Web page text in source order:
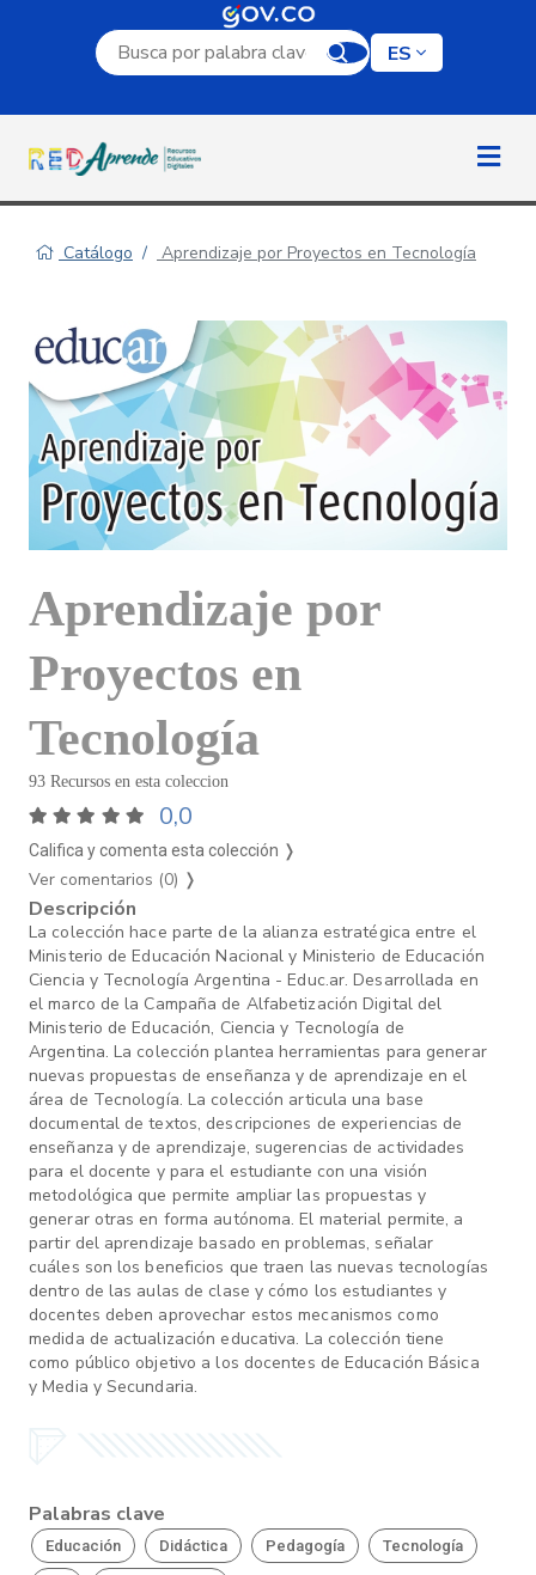
Campo de búsqueda por palabra clave
ES
Catálogo Aprendizaje por Proyectos en Tecnología
Aprendizaje por
Proyectos en
Tecnología
93 Recursos en esta coleccion
0,0
Califica y comenta esta colección ❭
Ver comentarios (0) ❭
Descripción
La colección hace parte de la alianza estratégica entre el
Ministerio de Educación Nacional y Ministerio de Educación
Ciencia y Tecnología Argentina - Educ.ar. Desarrollada en
el marco de la Campaña de Alfabetización Digital del
Ministerio de Educación, Ciencia y Tecnología de
Argentina. La colección plantea herramientas para generar
nuevas propuestas de enseñanza y de aprendizaje en el
área de Tecnología. La colección articula una base
documental de textos, descripciones de experiencias de
enseñanza y de aprendizaje, sugerencias de actividades
para el docente y para el estudiante con una visión
metodológica que permite ampliar las propuestas y
generar otras en forma autónoma. El material permite, a
partir del aprendizaje basado en problemas, señalar
cuáles son los beneficios que traen las nuevas tecnologías
dentro de las aulas de clase y cómo los estudiantes y
docentes deben aprovechar estos mecanismos como
medida de actualización educativa. La colección tiene
como público objetivo a los docentes de Educación Básica
y Media y Secundaria.
Palabras clave
Educación Didáctica Pedagogía Tecnología